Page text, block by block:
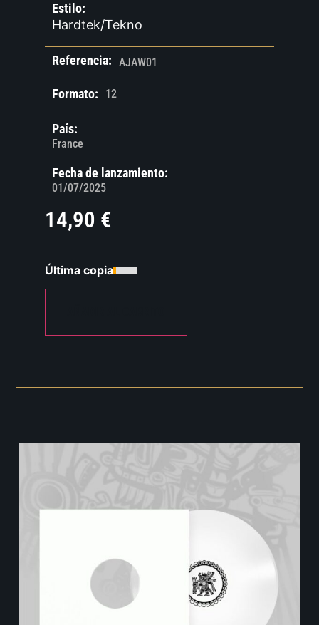
Estilo:
Hardtek/Tekno
Referencia: AJAW01
Formato: 12
País:
France
Fecha de lanzamiento:
01/07/2025
14,90 €
Última copia